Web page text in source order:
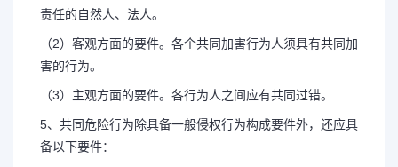
责任的自然人、法人。
（2）客观方面的要件。各个共同加害行为人须具有共同加
害的行为。
（3）主观方面的要件。各行为人之间应有共同过错。
5、共同危险行为除具备一般侵权行为构成要件外，还应具
备以下要件：